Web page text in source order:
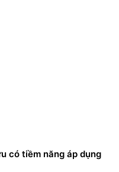
có tiềm năng áp dụng